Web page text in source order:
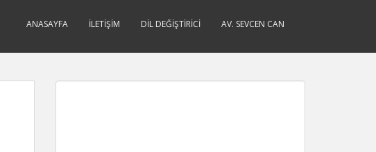
ANASAYFA İLETIŞIM DIL DEĞIŞTIRICI AV. SEVCEN CAN